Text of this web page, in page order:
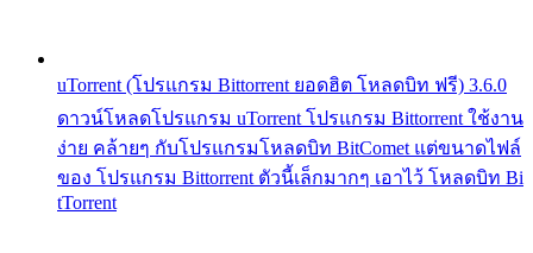
uTorrent (โปรแกรม Bittorrent ยอดฮิต โหลดบิท ฟรี) 3.6.0
ดาวน์โหลดโปรแกรม uTorrent โปรแกรม Bittorrent ใช้งาน
ง่าย คล้ายๆ กับโปรแกรมโหลดบิท BitComet แต่ขนาดไฟล์
ของ โปรแกรม Bittorrent ตัวนี้เล็กมากๆ เอาไว้ โหลดบิท Bi
tTorrent